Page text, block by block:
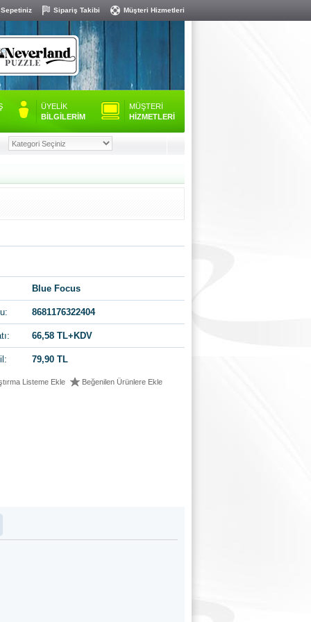
Müşteri Hizmetleri
Sipariş Takibi
ÜYELİK
BİLGİLERİM
MÜŞTERİ
HİZMETLERİ
Blue Focus
8681176322404
66,58 TL+KDV
79,90 TL
Listeme Ekle Beğenilen Ürünlere Ekle